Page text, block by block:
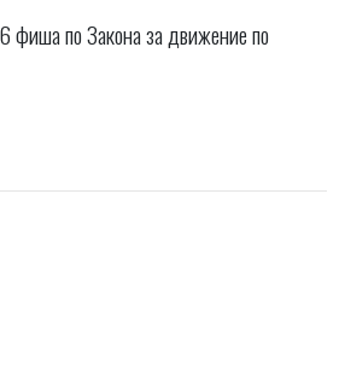
фиша по Закона за движение по